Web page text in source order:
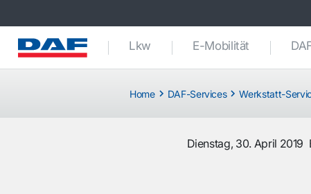
Lkw E-Mobilität
Home DAF-Services Werkstatt-
Dienstag, 30. April 2019